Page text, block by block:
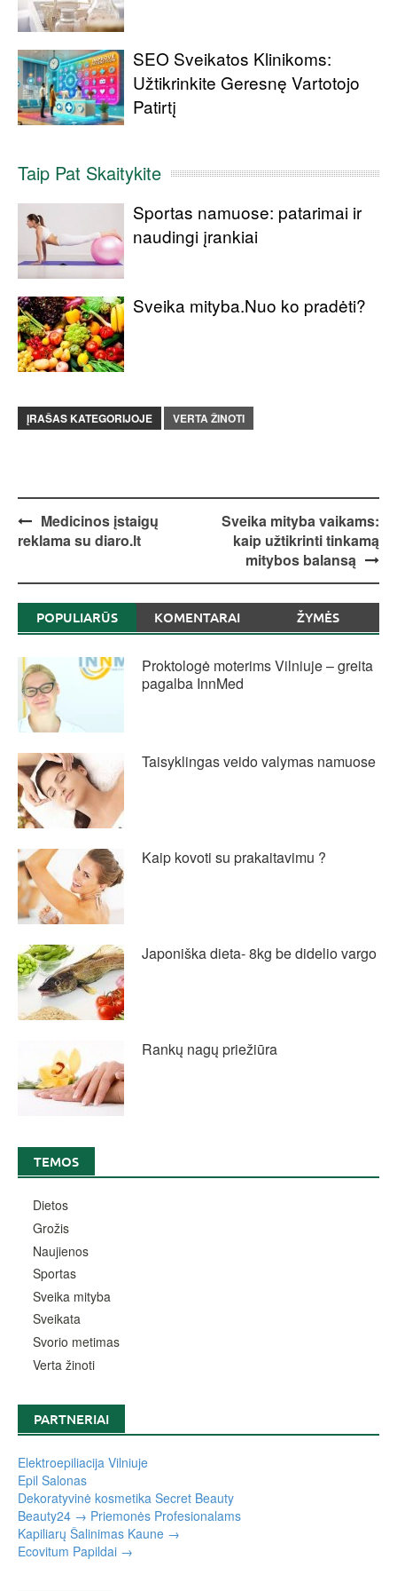
SEO Sveikatos Klinikoms:
Užtikrinkite Geresnę Vartotojo
Patirtį
Taip Pat Skaitykite
Sportas namuose: patarimai ir
naudingi įrankiai
Sveika mityba.Nuo ko pradėti?
ĮRAŠAS KATEGORIJOJE VERTA ŽINOTI
Post
navigation
Medicinos įstaigų
reklama su diaro.lt
Sveika mityba vaikams:
kaip užtikrinti tinkamą
mitybos balansą
POPULIARŪS KOMENTARAI ŽYMĖS
Proktologė moterims Vilniuje – greita
pagalba InnMed
Taisyklingas veido valymas namuose
Kaip kovoti su prakaitavimu ?
Japoniška dieta- 8kg be didelio vargo
Rankų nagų priežiūra
TEMOS
Dietos
Grožis
Naujienos
Sportas
Sveika mityba
Sveikata
Svorio metimas
Verta žinoti
PARTNERIAI
Elektroepiliacija Vilniuje
Epil Salonas
Dekoratyvinė kosmetika Secret Beauty
Beauty24 → Priemonės Profesionalams
Kapiliarų Šalinimas Kaune →
Ecovitum Papildai →